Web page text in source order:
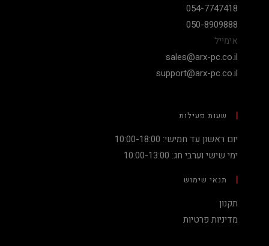
054-7747418
050-8909888
אימייל
sales@arx-pc.co.il
support@arx-pc.co.il
שעות פעילות
יום ראשון עד חמישי: 10:00-18:00
ימי שישי וערבי חג: 10:00-13:00
תנאי שימוש
תקנון
מדיניות פרטיות